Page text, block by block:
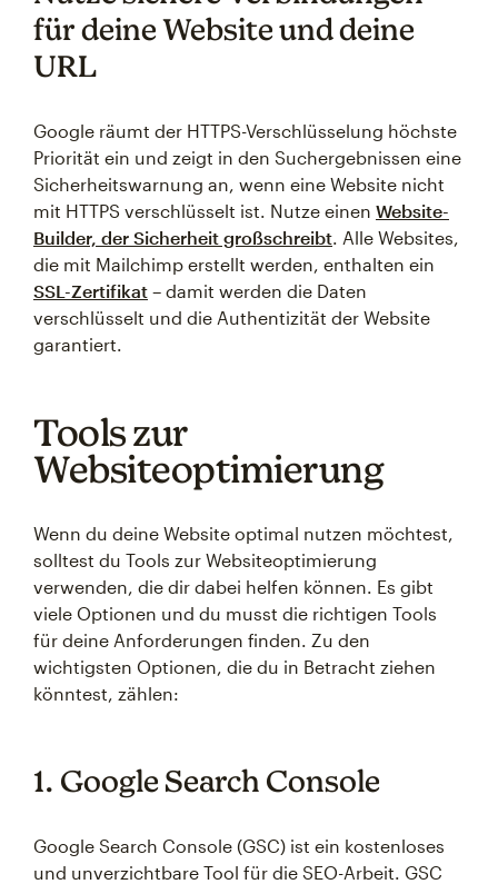
für deine Website und deine
URL
Google räumt der HTTPS-Verschlüsselung höchste
Priorität ein und zeigt in den Suchergebnissen eine
Sicherheitswarnung an, wenn eine Website nicht
mit HTTPS verschlüsselt ist. Nutze einen Website-
Builder, der Sicherheit großschreibt. Alle Websites,
die mit Mailchimp erstellt werden, enthalten ein
SSL-Zertifikat – damit werden die Daten
verschlüsselt und die Authentizität der Website
garantiert.
Tools zur
Websiteoptimierung
Wenn du deine Website optimal nutzen möchtest,
solltest du Tools zur Websiteoptimierung
verwenden, die dir dabei helfen können. Es gibt
viele Optionen und du musst die richtigen Tools
für deine Anforderungen finden. Zu den
wichtigsten Optionen, die du in Betracht ziehen
könntest, zählen:
1. Google Search Console
Google Search Console (GSC) ist ein kostenloses
und unverzichtbare Tool für die SEO-Arbeit. GSC